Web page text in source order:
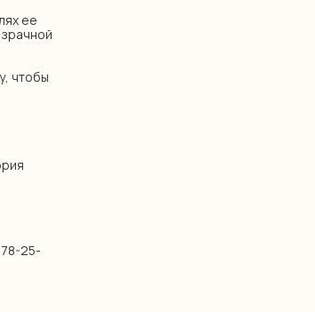
ее
чтобы
25-